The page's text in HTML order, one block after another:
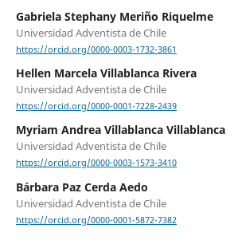
Gabriela Stephany Meriño Riquelme
Universidad Adventista de Chile
https://orcid.org/0000-0003-1732-3861
Hellen Marcela Villablanca Rivera
Universidad Adventista de Chile
https://orcid.org/0000-0001-7228-2439
Myriam Andrea Villablanca Villablanca
Universidad Adventista de Chile
https://orcid.org/0000-0003-1573-3410
Bárbara Paz Cerda Aedo
Universidad Adventista de Chile
https://orcid.org/0000-0001-5872-7382